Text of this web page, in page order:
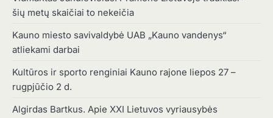
šių metų skaičiai to nekeičia
Kauno miesto savivaldybė UAB „Kauno vandenys“
atliekami darbai
Kultūros ir sporto renginiai Kauno rajone liepos 27 –
rugpjūčio 2 d.
Algirdas Bartkus. Apie XXI Lietuvos vyriausybės